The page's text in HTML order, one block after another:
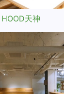
HOOD天神